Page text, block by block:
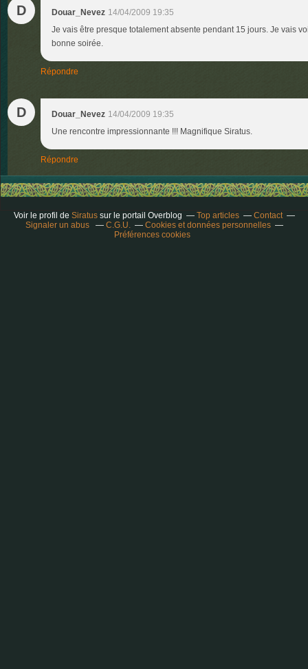
D Douar_Nevez 14/04/2009 19:35
Je vais être presque totalement absente pendant 15 jours. Je vais
bonne soirée.
Répondre
D Douar_Nevez 14/04/2009 19:35
Une rencontre impressionnante !!! Magnifique Siratus.
Répondre
Voir le profil de Siratussur le portail Overblog Top articles
Contact
Signaler un abus
C.G.U.
Cookies et données personnelles
Préférences cookies